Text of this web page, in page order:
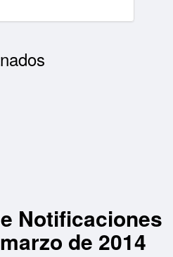
Notificaciones
de 2014